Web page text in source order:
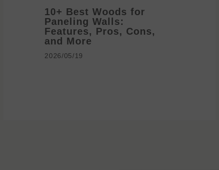
10+ Best Woods for
Paneling Walls:
Features, Pros, Cons,
and More
2026/05/19